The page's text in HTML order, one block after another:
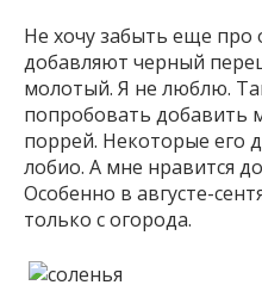
Не хочу забыть еще
добавляют черный
молотый. Я не люблю.
попробовать добавить
поррей. Некоторые его
лобио. А мне нравится
Особенно в августе-
только с огорода.